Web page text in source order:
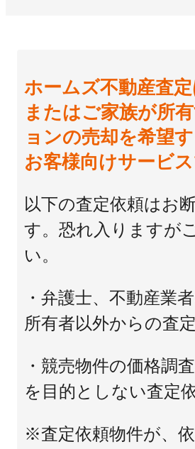
ホームズ不動産査
またはご家族が所
ョンの売却を希望
お客様向けサービ
以下の査定依頼はお
す。恐れ入りますが
い。
・弁護士、不動産業
所有者以外からの査
・競売物件の価格調
を目的としない査定
※査定依頼物件が、